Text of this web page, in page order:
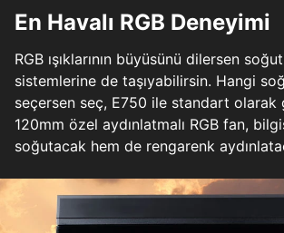
En Havalı RGB Deneyimi
RGB ışıklarının büyüsünü dilersen
sistemlerine de taşıyabilirsin. Hangi
seçersen seç, E750 ile standart olarak
120mm özel aydınlatmalı RGB fan,
soğutacak hem de rengarenk